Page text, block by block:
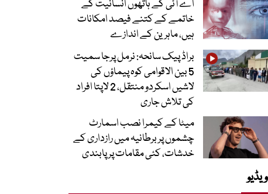
اے آئی کے ہاتھوں انسانیت کے
خاتمے کے کتنے فیصد امکانات
ہیں، ماہرین کے اندازے
براڈ پیک سانحہ: نرمل پرجا سمیت
5 بین الاقوامی کوہ پیماؤں کی
لاشیں اسکردو منتقل، 2 لاپتا افراد
کی تلاش جاری
میٹا کے کیمرا نصب اسمارٹ
چشموں پر برطانیہ میں رازداری کے
خدشات، کئی مقامات پر پابندی
ویڈیو